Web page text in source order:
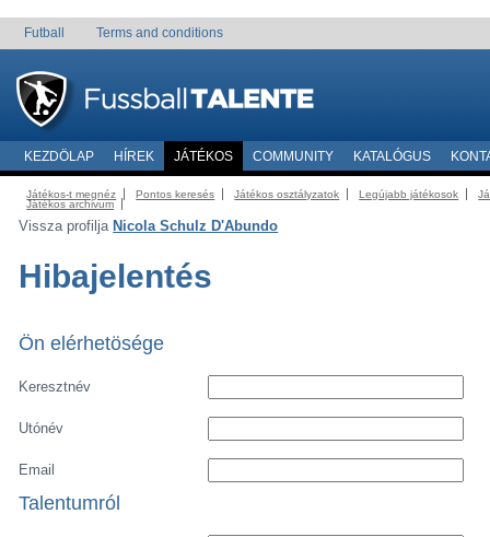
Futball Terms and conditions
KEZDÖLAP HÍREK JÁTÉKOS COMMUNITY KATALÓGUS
Játékos-t megnéz Pontos keresés Játékos osztályzatok Legújabb játékosok
Játékos archivum
Vissza profilja Nicola Schulz D'Abundo
Hibajelentés
Ön elérhetösége
Keresztnév
Utónév
Email
Talentumról